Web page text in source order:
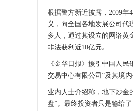
根据警方新近披露，2009
义，向全国各地发展公司代
多人，通过其设立的网络黄
非法获利近10亿元。
《金华日报》援引中国人
交易中心有限公司”及其境
业内人士介绍称，地下炒金
盘”。最终投资者只是输给